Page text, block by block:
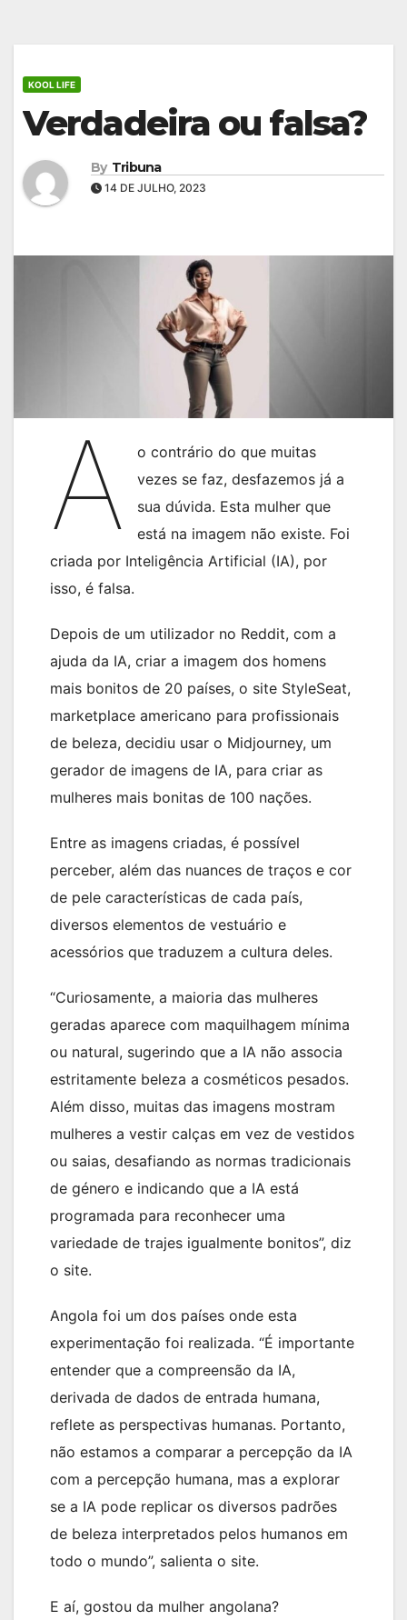
KOOL LIFE
Verdadeira ou falsa?
By Tribuna
14 DE JULHO, 2023
A
o contrário do que muitas
vezes se faz, desfazemos já a
sua dúvida. Esta mulher que
está na imagem não existe. Foi
criada por Inteligência Artificial (IA), por
isso, é falsa.
Depois de um utilizador no Reddit, com a
ajuda da IA, criar a imagem dos homens
mais bonitos de 20 países, o site StyleSeat,
marketplace americano para profissionais
de beleza, decidiu usar o Midjourney, um
gerador de imagens de IA, para criar as
mulheres mais bonitas de 100 nações.
Entre as imagens criadas, é possível
perceber, além das nuances de traços e cor
de pele características de cada país,
diversos elementos de vestuário e
acessórios que traduzem a cultura deles.
“Curiosamente, a maioria das mulheres
geradas aparece com maquilhagem mínima
ou natural, sugerindo que a IA não associa
estritamente beleza a cosméticos pesados.
Além disso, muitas das imagens mostram
mulheres a vestir calças em vez de vestidos
ou saias, desafiando as normas tradicionais
de género e indicando que a IA está
programada para reconhecer uma
variedade de trajes igualmente bonitos”, diz
o site.
Angola foi um dos países onde esta
experimentação foi realizada. “É importante
entender que a compreensão da IA,
derivada de dados de entrada humana,
reflete as perspectivas humanas. Portanto,
não estamos a comparar a percepção da IA
com a percepção humana, mas a explorar
se a IA pode replicar os diversos padrões
de beleza interpretados pelos humanos em
todo o mundo”, salienta o site.
E aí, gostou da mulher angolana?